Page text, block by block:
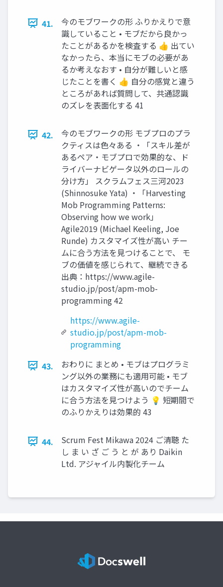
41.
今のモブワークの形 ふりかえりで意
識していること • モブだから良かっ
たことがあるかを検査する 👍 出てい
なかったら、本当にモブの必要があ
るか考えなおす • 自分が難しいと感
じたことを書く 👍 自分の感覚と違う
ところがあれば質問して、共通認識
のズレを表面化する 41
42.
今のモブワークの形 モブプロのプラ
クティスは色々ある ・「スキル差が
あるペア・モブプロで効果的な、ド
ライバーナビゲータ以外のロールの
分け方」 スクラムフェス三河2023
(Shinnosuke Yata) ・「Harvesting
Mob Programming Patterns:
Observing how we work」
Agile2019 (Michael Keeling, Joe
Runde) カスタマイズ性が高い チー
ムに合う方法を見つけることで、 モ
ブの価値を感じられて、継続できる
出典：https://www.agile-
studio.jp/post/apm-mob-
programming 42
https://www.agile-
studio.jp/post/apm-mob-
programming
43.
おわりに まとめ • モブはプログラミ
ング以外の業務にも適用可能 • モブ
はカスタマイズ性が高いのでチーム
に合う方法を見つけよう 💡 短期間で
のふりかえりは効果的 43
44.
Scrum Fest Mikawa 2024 ご清聴 た
し ま い ざ ご う と が あり Daikin
Ltd. アジャイル内製化チーム